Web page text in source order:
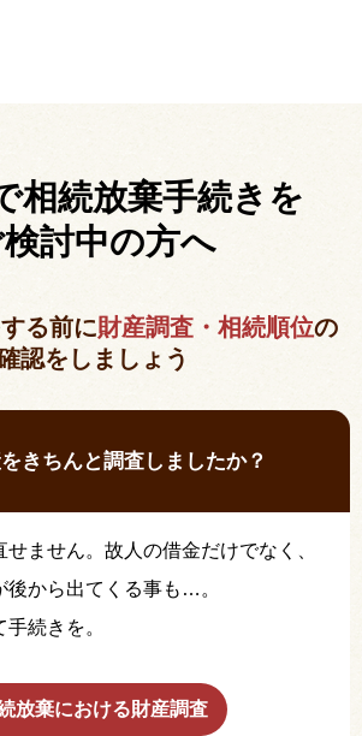
相続放棄手続きを
討中の方へ
る前に財産調査・相続順位の
認をしましょう
きちんと調査しましたか？
ません。故人の借金だけでなく、
後から出てくる事も…。
続きを。
放棄における財産調査